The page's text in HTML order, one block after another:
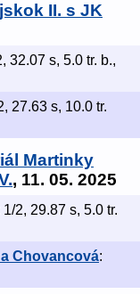
II. s JK
32.07 s, 5.0 tr. b.,
27.63 s, 10.0 tr.
Martinky
, 11. 05. 2025
1/2, 29.87 s, 5.0 tr.
Chovancová: